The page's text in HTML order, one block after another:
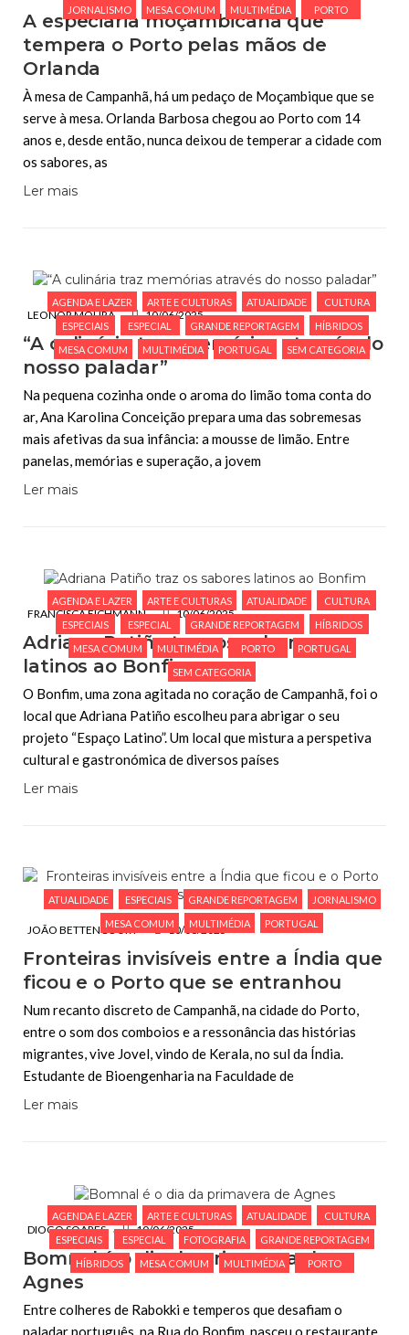
JORNALISMO MESA COMUM MULTIMÉDIA PORTO
A especiaria moçambicana que
tempera o Porto pelas mãos de
Orlanda
À mesa de Campanhã, há um pedaço de Moçambique que se
serve à mesa. Orlanda Barbosa chegou ao Porto com 14
anos e, desde então, nunca deixou de temperar a cidade com
os sabores, as
Ler mais
AGENDA E LAZER ARTE E CULTURAS ATUALIDADE
CULTURA
ESPECIAIS
ESPECIAL GRANDE REPORTAGEM
HÍBRIDOS
MESA COMUM
MULTIMÉDIA PORTUGAL SEM CATEGORIA
LEONOR MOURA 10/06/2025
“A culinária traz memórias através do
nosso paladar”
Na pequena cozinha onde o aroma do limão toma conta do
ar, Ana Karolina Conceição prepara uma das sobremesas
mais afetivas da sua infância: a mousse de limão. Entre
panelas, memórias e superação, a jovem
Ler mais
AGENDA E LAZER ARTE E CULTURAS ATUALIDADE
CULTURA
ESPECIAIS
ESPECIAL GRANDE REPORTAGEM
HÍBRIDOS
MESA COMUM
MULTIMÉDIA PORTO
PORTUGAL
SEM CATEGORIA
FRANCISCA EICHMANN 10/06/2025
Adriana Patiño traz os sabores
latinos ao Bonfim
O Bonfim, uma zona agitada no coração de Campanhã, foi o
local que Adriana Patiño escolheu para abrigar o seu
projeto “Espaço Latino”. Um local que mistura a perspetiva
cultural e gastronómica de diversos países
Ler mais
ATUALIDADE ESPECIAIS GRANDE REPORTAGEM
JORNALISMO
MESA COMUM
MULTIMÉDIA PORTUGAL
JOÃO BETTENCOURT 10/06/2025
Fronteiras invisíveis entre a Índia que
ficou e o Porto que se entranhou
Num recanto discreto de Campanhã, na cidade do Porto,
entre o som dos comboios e a ressonância das histórias
migrantes, vive Jovel, vindo de Kerala, no sul da Índia.
Estudante de Bioengenharia na Faculdade de
Ler mais
AGENDA E LAZER ARTE E CULTURAS ATUALIDADE
CULTURA
ESPECIAIS
ESPECIAL FOTOGRAFIA
GRANDE REPORTAGEM
HÍBRIDOS
MESA COMUM MULTIMÉDIA PORTO
DIOGO SOARES 10/06/2025
Bomnal é o dia da primavera de
Agnes
Entre colheres de Rabokki e temperos que desafiam o
paladar português, na Rua do Bonfim, nasceu o restaurante